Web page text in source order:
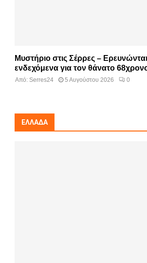
Μυστήριο στις Σέρρες –
ενδεχόμενα για τον θάνατο
Από: Serres24 5 Αυγούστου 2026 0
ΕΛΛΆΔΑ